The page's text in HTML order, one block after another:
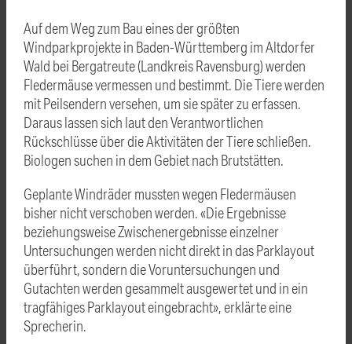
Auf dem Weg zum Bau eines der größten
Windparkprojekte in Baden-Württemberg im Altdorfer
Wald bei Bergatreute (Landkreis Ravensburg) werden
Fledermäuse vermessen und bestimmt. Die Tiere werden
mit Peilsendern versehen, um sie später zu erfassen.
Daraus lassen sich laut den Verantwortlichen
Rückschlüsse über die Aktivitäten der Tiere schließen.
Biologen suchen in dem Gebiet nach Brutstätten.
Geplante Windräder mussten wegen Fledermäusen
bisher nicht verschoben werden. «Die Ergebnisse
beziehungsweise Zwischenergebnisse einzelner
Untersuchungen werden nicht direkt in das Parklayout
überführt, sondern die Voruntersuchungen und
Gutachten werden gesammelt ausgewertet und in ein
tragfähiges Parklayout eingebracht», erklärte eine
Sprecherin.